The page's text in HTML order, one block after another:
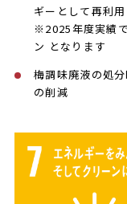
ギーとして再利用
※2025年度実績
ン となります
梅調味廃液の処
の削減